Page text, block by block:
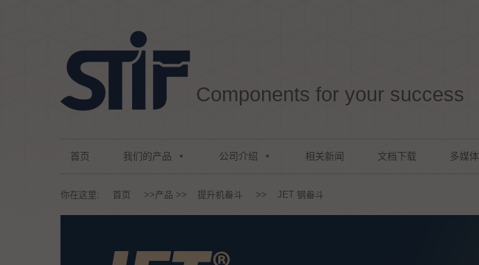
Components for your success
Menu principal
首页 我们的产品 公司介绍 相关新闻 文档下载 多媒体
你在这里: 首页 >>产品 >> 提升机畚斗 >> JET 钢畚斗